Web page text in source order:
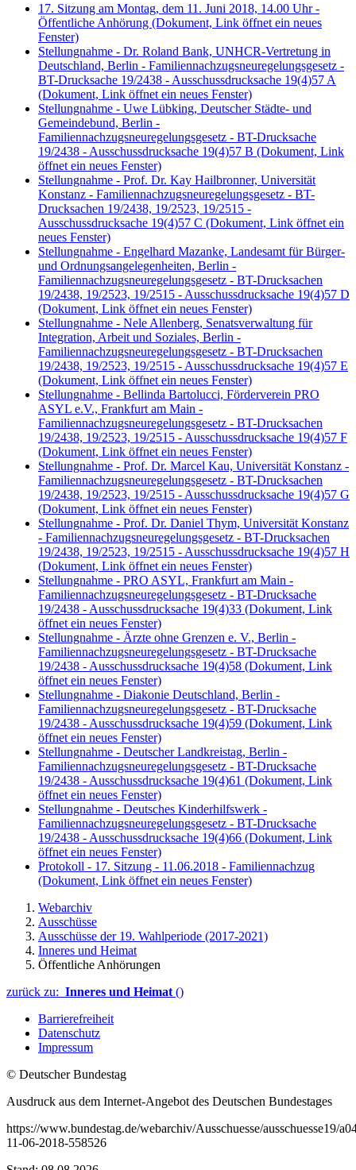
17. Sitzung am Montag, dem 11. Juni 2018, 14.00 Uhr -
Öffentliche Anhörung (Dokument, Link öffnet ein neues
Fenster)
Stellungnahme - Dr. Roland Bank, UNHCR-Vertretung in
Deutschland, Berlin - Familiennachzugsneuregelungsgesetz -
BT-Drucksache 19/2438 - Ausschussdrucksache 19(4)57 A
(Dokument, Link öffnet ein neues Fenster)
Stellungnahme - Uwe Lübking, Deutscher Städte- und
Gemeindebund, Berlin -
Familiennachzugsneuregelungsgesetz - BT-Drucksache
19/2438 - Ausschussdrucksache 19(4)57 B (Dokument, Link
öffnet ein neues Fenster)
Stellungnahme - Prof. Dr. Kay Hailbronner, Universität
Konstanz - Familiennachzugsneuregelungsgesetz - BT-
Drucksachen 19/2438, 19/2523, 19/2515 -
Ausschussdrucksache 19(4)57 C (Dokument, Link öffnet ein
neues Fenster)
Stellungnahme - Engelhard Mazanke, Landesamt für Bürger-
und Ordnungsangelegenheiten, Berlin -
Familiennachzugsneuregelungsgesetz - BT-Drucksachen
19/2438, 19/2523, 19/2515 - Ausschussdrucksache 19(4)57 D
(Dokument, Link öffnet ein neues Fenster)
Stellungnahme - Nele Allenberg, Senatsverwaltung für
Integration, Arbeit und Soziales, Berlin -
Familiennachzugsneuregelungsgesetz - BT-Drucksachen
19/2438, 19/2523, 19/2515 - Ausschussdrucksache 19(4)57 E
(Dokument, Link öffnet ein neues Fenster)
Stellungnahme - Bellinda Bartolucci, Förderverein PRO
ASYL e.V., Frankfurt am Main -
Familiennachzugsneuregelungsgesetz - BT-Drucksachen
19/2438, 19/2523, 19/2515 - Ausschussdrucksache 19(4)57 F
(Dokument, Link öffnet ein neues Fenster)
Stellungnahme - Prof. Dr. Marcel Kau, Universität Konstanz -
Familiennachzugsneuregelungsgesetz - BT-Drucksachen
19/2438, 19/2523, 19/2515 - Ausschussdrucksache 19(4)57 G
(Dokument, Link öffnet ein neues Fenster)
Stellungnahme - Prof. Dr. Daniel Thym, Universität Konstanz
- Familiennachzugsneuregelungsgesetz - BT-Drucksachen
19/2438, 19/2523, 19/2515 - Ausschussdrucksache 19(4)57 H
(Dokument, Link öffnet ein neues Fenster)
Stellungnahme - PRO ASYL, Frankfurt am Main -
Familiennachzugsneuregelungsgesetz - BT-Drucksache
19/2438 - Ausschussdrucksache 19(4)33 (Dokument, Link
öffnet ein neues Fenster)
Stellungnahme - Ärzte ohne Grenzen e. V., Berlin -
Familiennachzugsneuregelungsgesetz - BT-Drucksache
19/2438 - Ausschussdrucksache 19(4)58 (Dokument, Link
öffnet ein neues Fenster)
Stellungnahme - Diakonie Deutschland, Berlin -
Familiennachzugsneuregelungsgesetz - BT-Drucksache
19/2438 - Ausschussdrucksache 19(4)59 (Dokument, Link
öffnet ein neues Fenster)
Stellungnahme - Deutscher Landkreistag, Berlin -
Familiennachzugsneuregelungsgesetz - BT-Drucksache
19/2438 - Ausschussdrucksache 19(4)61 (Dokument, Link
öffnet ein neues Fenster)
Stellungnahme - Deutsches Kinderhilfswerk -
Familiennachzugsneuregelungsgesetz - BT-Drucksache
19/2438 - Ausschussdrucksache 19(4)66 (Dokument, Link
öffnet ein neues Fenster)
Protokoll - 17. Sitzung - 11.06.2018 - Familiennachzug
(Dokument, Link öffnet ein neues Fenster)
Webarchiv
Ausschüsse
Ausschüsse der 19. Wahlperiode (2017-2021)
Inneres und Heimat
Öffentliche Anhörungen
zurück zu: Inneres und Heimat ()
Barrierefreiheit
Datenschutz
Impressum
© Deutscher Bundestag
Ausdruck aus dem Internet-Angebot des Deutschen Bundestages
https://www.bundestag.de/webarchiv/Ausschuesse/ausschuesse19/
11-06-2018-558526